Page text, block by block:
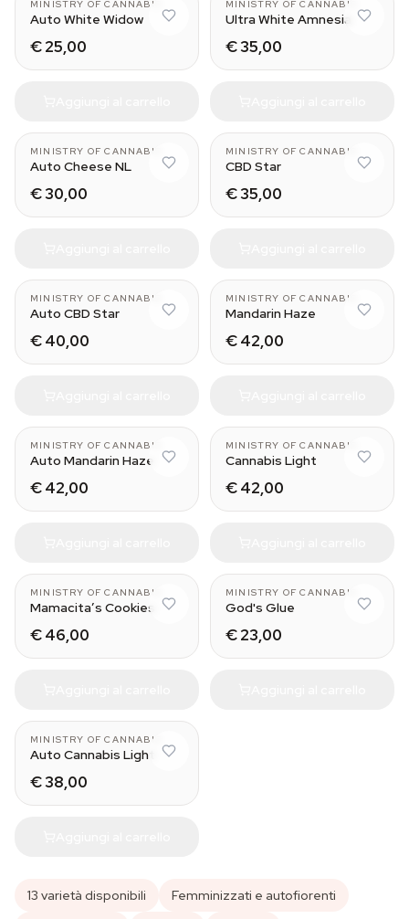
MINISTRY OF CANNABIS
Auto White Widow
€ 25,00
MINISTRY OF CANNABIS
Ultra White Amnesia
€ 35,00
MINISTRY OF CANNABIS
Auto Cheese NL
€ 30,00
MINISTRY OF CANNABIS
CBD Star
€ 35,00
MINISTRY OF CANNABIS
Auto CBD Star
€ 40,00
MINISTRY OF CANNABIS
Mandarin Haze
€ 42,00
MINISTRY OF CANNABIS
Auto Mandarin Haze
€ 42,00
MINISTRY OF CANNABIS
Cannabis Light
€ 42,00
MINISTRY OF CANNABIS
Mamacita’s Cookies
€ 46,00
MINISTRY OF CANNABIS
God's Glue
€ 23,00
MINISTRY OF CANNABIS
Auto Cannabis Light
€ 38,00
13 varietà disponibili
Femminizzati e autofiorenti